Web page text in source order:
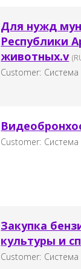
Для нужд
Республики
животных.v
Customer: Система
Customer: Система
Закупка
культуры и
Customer: Система